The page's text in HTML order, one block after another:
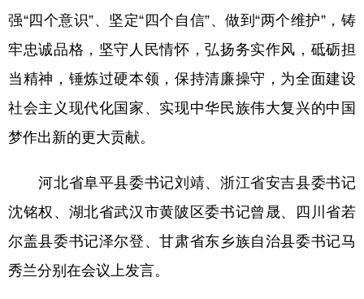
强“四个意识”、坚定“四个自信”、做到“两个维护”，铸
牢忠诚品格，坚守人民情怀，弘扬务实作风，砥砺担
当精神，锤炼过硬本领，保持清廉操守，为全面建设
社会主义现代化国家、实现中华民族伟大复兴的中国
梦作出新的更大贡献。
河北省阜平县委书记刘靖、浙江省安吉县委书记
沈铭权、湖北省武汉市黄陂区委书记曾晟、四川省若
尔盖县委书记泽尔登、甘肃省东乡族自治县委书记马
秀兰分别在会议上发言。